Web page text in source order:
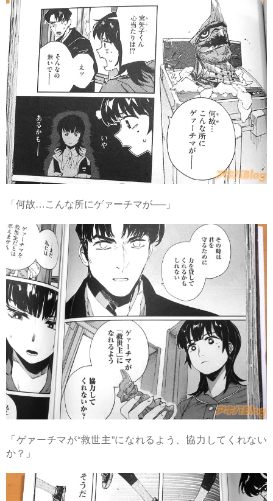
「何故…こんな所にゲァーチマが──」
「ゲァーチマが“救世主”になれるよう、協力してくれない
か？」